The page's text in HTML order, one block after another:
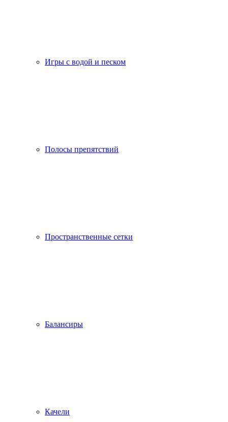
Игры с водой и песком
Полосы препятствий
Пространственные сетки
Балансиры
Качели